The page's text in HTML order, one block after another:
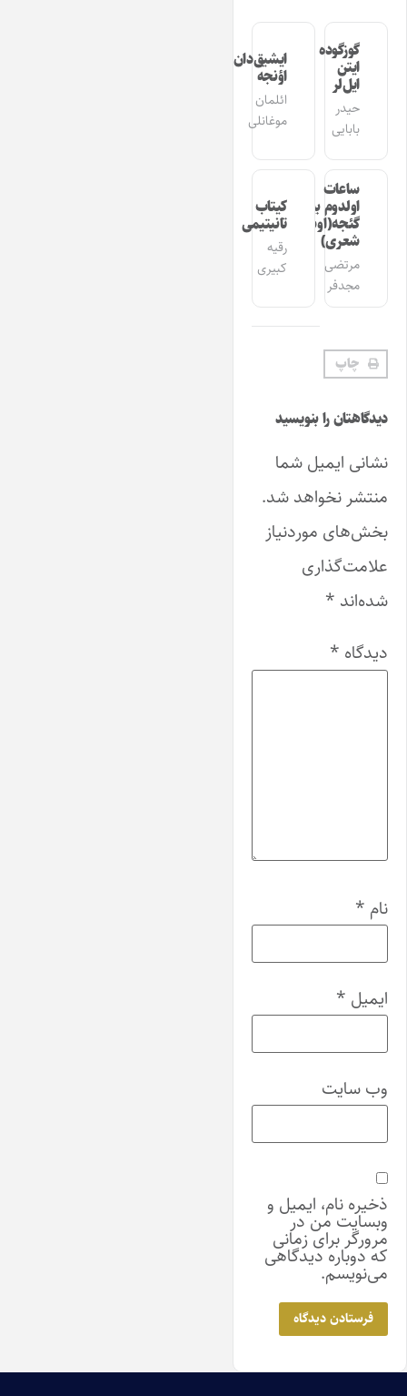
گوزگوده
ایتن
ایل‌لر
حیدر
بابایی
ایشیق‌دان
اؤنجه
ائلمان
موغانلی
ساعات
اولدوم بیر
گئجه(اوشاق
شعری)
مرتضی
مجدفر
کیتاب
تانیتیمی
رقیه
کبیری
چاپ
دیدگاهتان را بنویسید
نشانی ایمیل شما
منتشر نخواهد شد.
بخش‌های موردنیاز
علامت‌گذاری
شده‌اند *
دیدگاه *
نام *
ایمیل *
وب‌ سایت
ذخیره نام، ایمیل و
وبسایت من در
مرورگر برای زمانی
که دوباره دیدگاهی
می‌نویسم.